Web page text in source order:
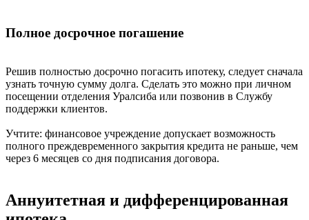
Полное досрочное погашение
Решив полностью досрочно погасить ипотеку, следует сначала
узнать точную сумму долга. Сделать это можно при личном
посещении отделения Уралсиба или позвонив в Службу
поддержки клиентов.
Учтите: финансовое учреждение допускает возможность
полного преждевременного закрытия кредита не раньше, чем
через 6 месяцев со дня подписания договора.
Аннуитетная и дифференцированная